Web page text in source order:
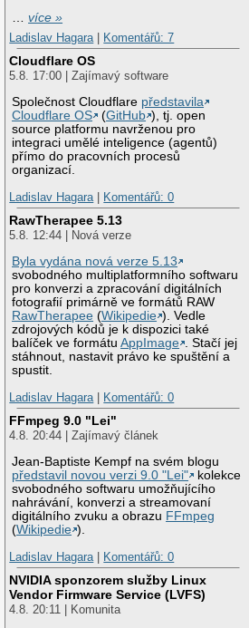
…více »
Ladislav Hagara
Komentářů: 7
Cloudflare OS
5.8. 17:00 | Zajímavý software
Společnost Cloudflare představila
Cloudflare OS
(GitHub ), tj. open
source platformu navrženou pro
integraci umělé inteligence (agentů)
přímo do pracovních procesů
organizací.
Ladislav Hagara
Komentářů: 0
RawTherapee 5.13
5.8. 12:44 | Nová verze
Byla vydána nová verze 5.13
svobodného multiplatformního softwaru
pro konverzi a zpracování digitálních
fotografií primárně ve formátů RAW
RawTherapee (Wikipedie ). Vedle
zdrojových kódů je k dispozici také
balíček ve formátuAppImage . Stačí jej
stáhnout, nastavit právo ke spuštění a
spustit.
Ladislav Hagara
Komentářů: 0
FFmpeg 9.0 "Lei"
4.8. 20:44 | Zajímavý článek
Jean-Baptiste Kempf na svém blogu
představil novou verzi 9.0 "Lei"
kolekce
svobodného softwaru umožňujícího
nahrávání, konverzi a streamovaní
digitálního zvuku a obrazu FFmpeg
(Wikipedie ).
Ladislav Hagara | Komentářů: 0
NVIDIA sponzorem služby Linux
Vendor Firmware Service (LVFS)
4.8. 20:11 | Komunita